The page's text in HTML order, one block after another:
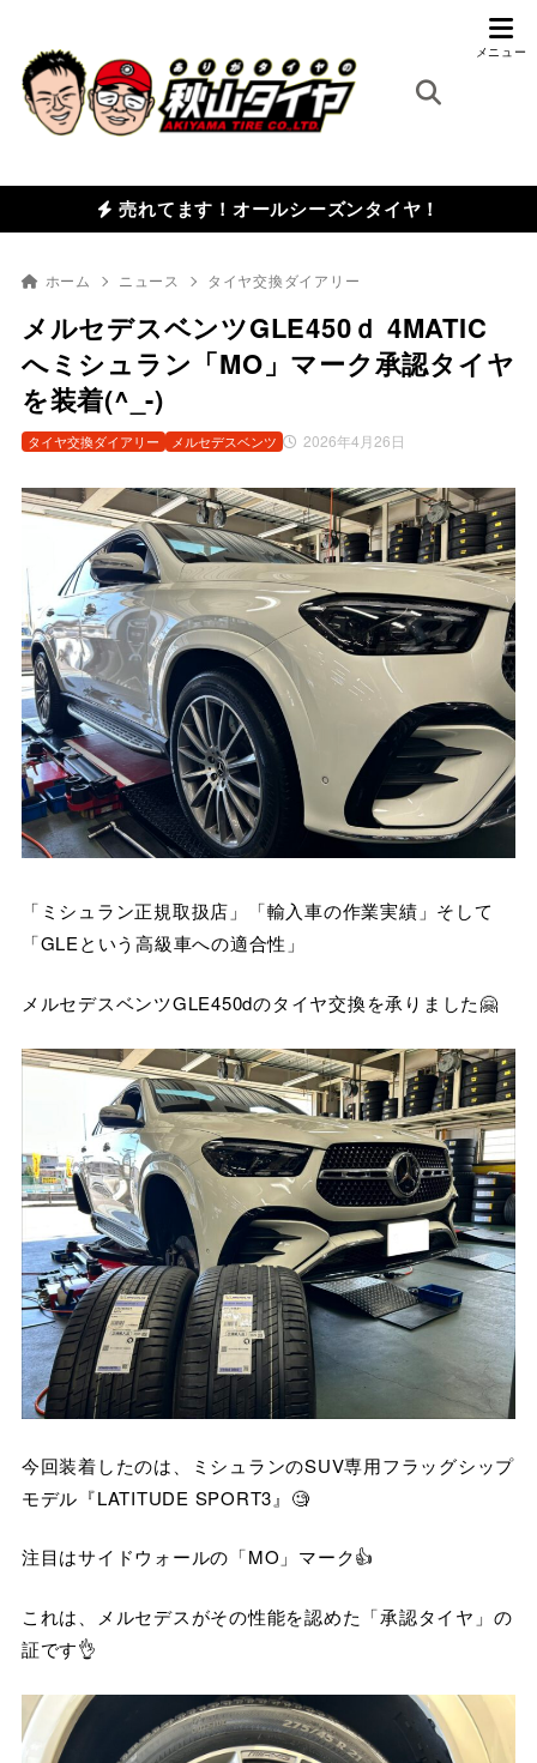
売れてます！オールシーズンタイヤ！
ホーム ニュース タイヤ交換ダイアリー
メルセデスベンツGLE450ｄ 4MATIC
へミシュラン「MO」マーク承認タイヤ
を装着(^_-)
2026年4月26日
タイヤ交換ダイアリー メルセデスベンツ
「ミシュラン正規取扱店」「輸入車の作業実績」そして
「GLEという高級車への適合性」
メルセデスベンツGLE450dのタイヤ交換を承りました🤗
今回装着したのは、ミシュランのSUV専用フラッグシップ
モデル『LATITUDE SPORT3』🧐
注目はサイドウォールの「MO」マーク👍
これは、メルセデスがその性能を認めた「承認タイヤ」の
証です👌